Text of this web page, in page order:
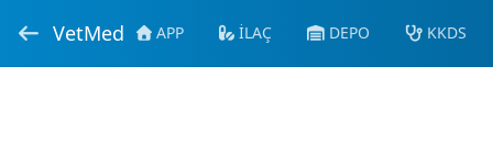
VetMed APP İLAÇ DEPO KKDS